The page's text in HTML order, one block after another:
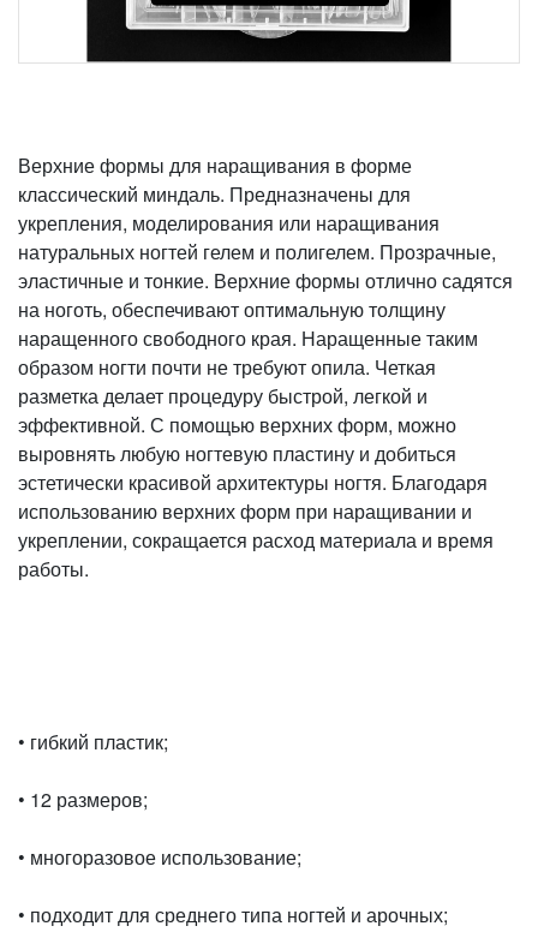
Верхние формы для наращивания в форме
классический миндаль. Предназначены для
укрепления, моделирования или наращивания
натуральных ногтей гелем и полигелем. Прозрачные,
эластичные и тонкие. Верхние формы отлично садятся
на ноготь, обеспечивают оптимальную толщину
наращенного свободного края. Наращенные таким
образом ногти почти не требуют опила. Четкая
разметка делает процедуру быстрой, легкой и
эффективной. С помощью верхних форм, можно
выровнять любую ногтевую пластину и добиться
эстетически красивой архитектуры ногтя. Благодаря
использованию верхних форм при наращивании и
укреплении, сокращается расход материала и время
работы.
• гибкий пластик;
• 12 размеров;
• многоразовое использование;
• подходит для среднего типа ногтей и арочных;